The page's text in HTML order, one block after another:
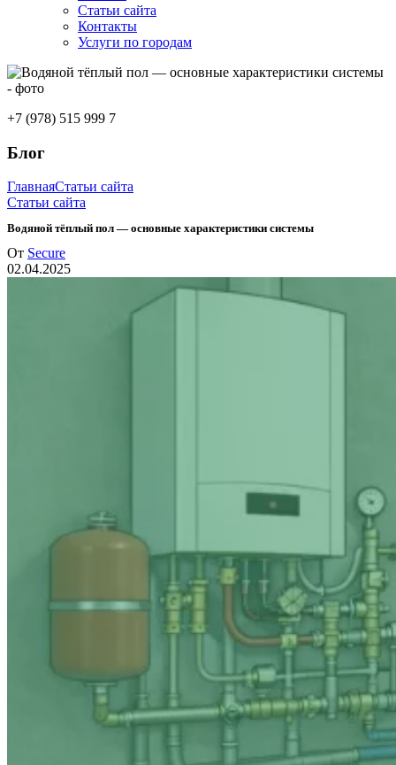
Статьи сайта
Контакты
Услуги по городам
+7 (978) 515 999 7
Блог
ГлавнаяСтатьи сайта
Статьи сайта
Водяной тёплый пол — основные характеристики системы
От Secure
02.04.2025